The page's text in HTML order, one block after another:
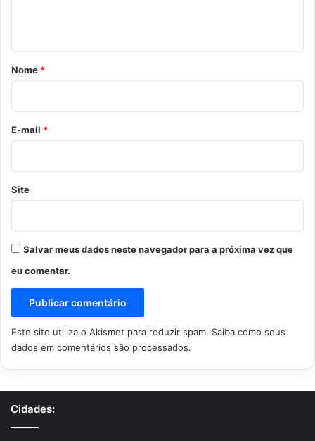
r
o
*
Nome *
E-mail *
Site
Salvar meus dados neste navegador para a próxima vez que
eu comentar.
Este site utiliza o Akismet para reduzir spam. Saiba como seus
dados em comentários são processados.
Cidades: